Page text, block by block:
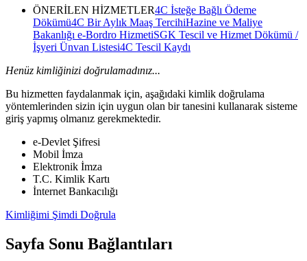
ÖNERİLEN HİZMETLER4C İsteğe Bağlı Ödeme
Dökümü4C Bir Aylık Maaş TercihiHazine ve Maliye
Bakanlığı e-Bordro HizmetiSGK Tescil ve Hizmet Dökümü /
İşyeri Ünvan Listesi4C Tescil Kaydı
Henüz kimliğinizi doğrulamadınız...
Bu hizmetten faydalanmak için, aşağıdaki kimlik doğrulama
yöntemlerinden sizin için uygun olan bir tanesini kullanarak sisteme
giriş yapmış olmanız gerekmektedir.
e-Devlet Şifresi
Mobil İmza
Elektronik İmza
T.C. Kimlik Kartı
İnternet Bankacılığı
Kimliğimi Şimdi Doğrula
Sayfa Sonu Bağlantıları